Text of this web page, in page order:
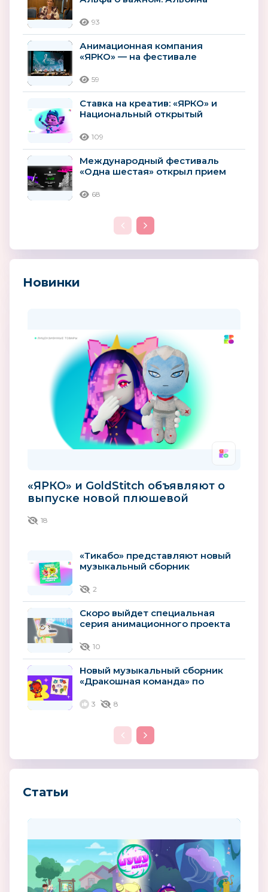
анимации в...
93
Анимационная компания
«ЯРКО» — на фестивале
59
Ставка на креатив: «ЯРКО» и
Национальный открытый
компетенций...
109
Международный фестиваль
«Одна шестая» открыл прием
актерскую...
68
Новинки
«ЯРКО» и GoldStitch объявляют о
выпуске новой плюшевой
18
«Тикабо» представляют новый
музыкальный сборник
2
Скоро выйдет специальная
серия анимационного проекта
10
Новый музыкальный сборник
«Дракошная команда» по
«Дракошия»
3 8
Статьи